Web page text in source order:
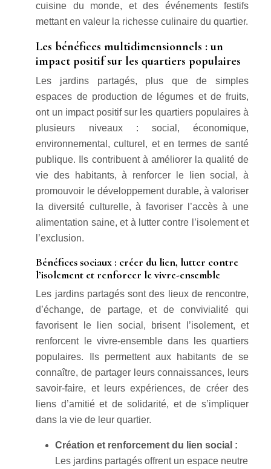
cuisine du monde, et des événements festifs
mettant en valeur la richesse culinaire du quartier.
Les bénéfices multidimensionnels : un
impact positif sur les quartiers populaires
Les jardins partagés, plus que de simples
espaces de production de légumes et de fruits,
ont un impact positif sur les quartiers populaires à
plusieurs niveaux : social, économique,
environnemental, culturel, et en termes de santé
publique. Ils contribuent à améliorer la qualité de
vie des habitants, à renforcer le lien social, à
promouvoir le développement durable, à valoriser
la diversité culturelle, à favoriser l’accès à une
alimentation saine, et à lutter contre l’isolement et
l’exclusion.
Bénéfices sociaux : créer du lien, lutter contre
l’isolement et renforcer le vivre-ensemble
Les jardins partagés sont des lieux de rencontre,
d’échange, de partage, et de convivialité qui
favorisent le lien social, brisent l’isolement, et
renforcent le vivre-ensemble dans les quartiers
populaires. Ils permettent aux habitants de se
connaître, de partager leurs connaissances, leurs
savoir-faire, et leurs expériences, de créer des
liens d’amitié et de solidarité, et de s’impliquer
dans la vie de leur quartier.
Création et renforcement du lien social :
Les jardins partagés offrent un espace neutre